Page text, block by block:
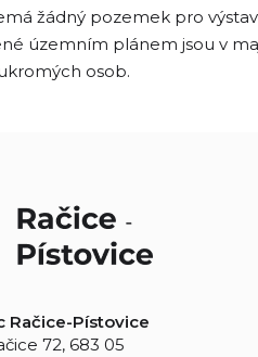
žádný pozemek pro
územním plánem jsou v
osob.
Račice-Pístovice
72, 683 05